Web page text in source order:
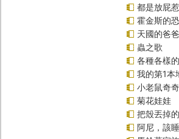
都是放屁
霍金斯的
天國的爸
蟲之歌
各種各樣
我的第1
小老鼠奇
菊花娃娃
把殼丟掉
阿尼，該